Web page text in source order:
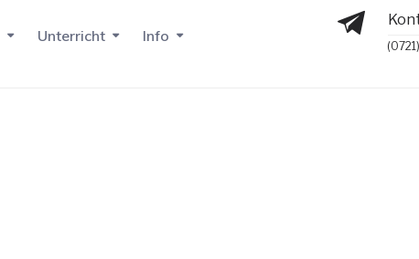
Unterricht Info